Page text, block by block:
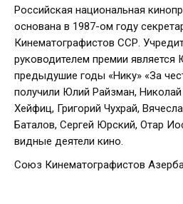
Российская национальная
основана в 1987-ом году
Кинематографистов ССР.
руководителем премии является
предыдушие годы «Нику» «За
получили Юлий Райзман,
Хейфиц, Григорий Чухрай,
Баталов, Сергей Юрский, Отар
видные деятели кино.
Союз Кинематографистов